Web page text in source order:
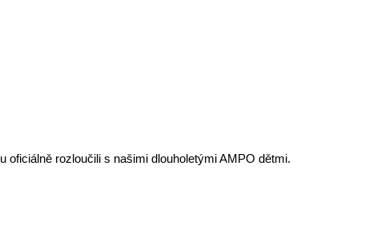
rozloučili s našimi dlouholetými AMPO dětmi.